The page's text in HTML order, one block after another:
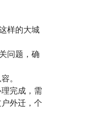
样的大城
问题，确
。
完成，需
外迁，个